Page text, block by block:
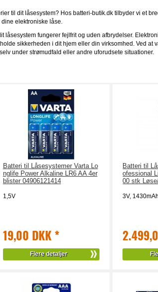
til dit låsesystem? Hos batteri-butik.dk tilbyder vi et
elektroniske låse.
låsesystem fungerer fejlfrit og uden afbrydelser.
sikkerheden i dit hjem eller din virksomhed. Ved at
under strømudfald eller andre uforudsete situationer.
Batteri til Låsesystemer Varta Lo
nglife Power Alkaline LR6 AA 4er
blister 04906121414
1,5V
19,00 DKK *
Flere detaljer
Batteri til
ofessional
00 stk
3V, 1430mAh